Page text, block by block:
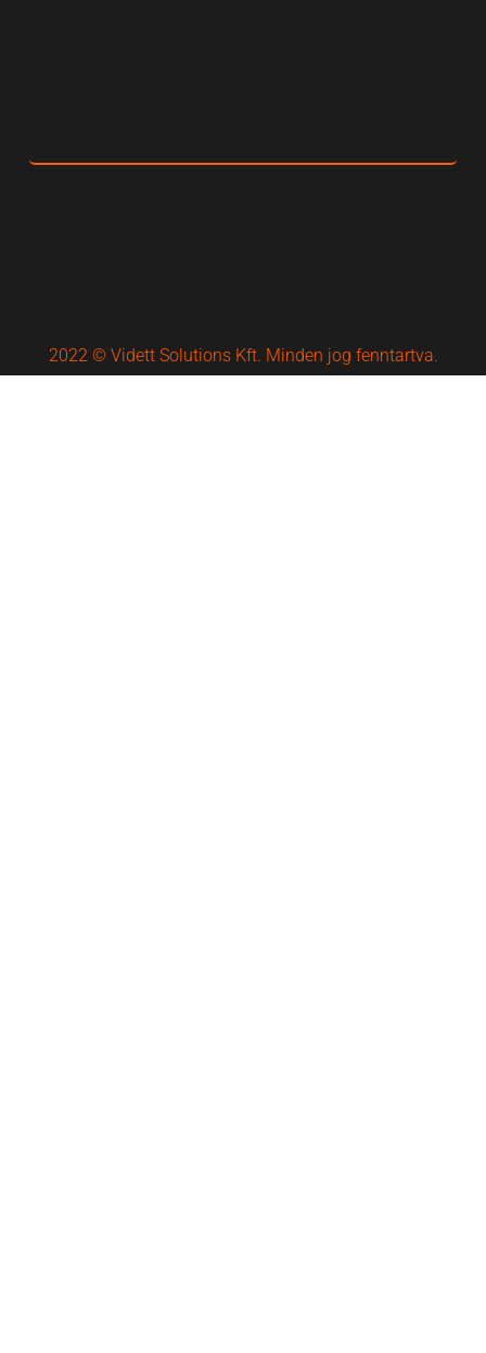
2022 © Vidett Solutions Kft. Minden jog fenntartva.